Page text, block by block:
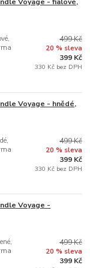
499 Kč
20 % sleva
399 Kč
330 Kč bez DPH
Voyage - hnědé,
499 Kč
20 % sleva
399 Kč
330 Kč bez DPH
Voyage -
499 Kč
20 % sleva
399 Kč